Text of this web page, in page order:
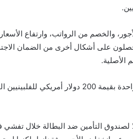
والخصم من الرواتب، وارتفاع
يحصلون على أشكال أخرى من الضمان
الأصلية.
مماثلا لصندوق التأمين ضد البطالة خلال